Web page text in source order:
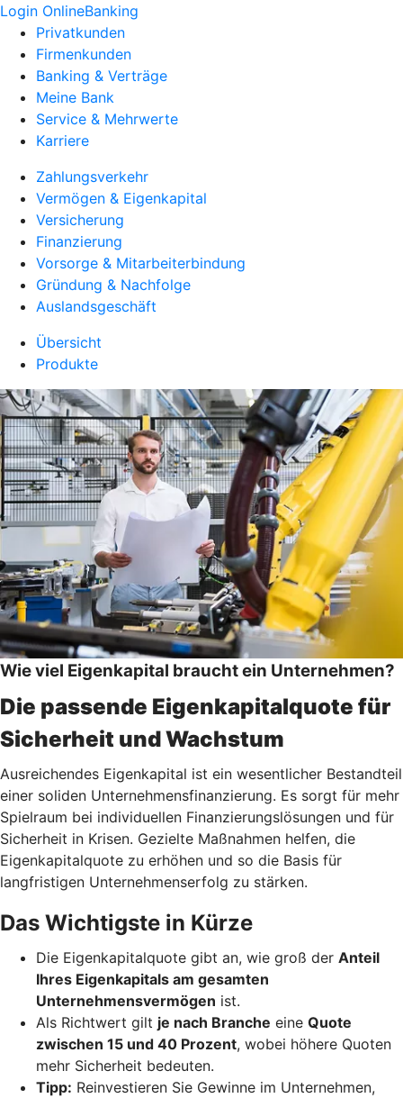
Login OnlineBanking
Privatkunden
Firmenkunden
Banking & Verträge
Meine Bank
Service & Mehrwerte
Karriere
Zahlungsverkehr
Vermögen & Eigenkapital
Versicherung
Finanzierung
Vorsorge & Mitarbeiterbindung
Gründung & Nachfolge
Auslandsgeschäft
Übersicht
Produkte
Wie viel Eigenkapital braucht ein Unternehmen?
Die passende Eigenkapitalquote für
Sicherheit und Wachstum
Ausreichendes Eigenkapital ist ein wesentlicher Bestandteil
einer soliden Unternehmensfinanzierung. Es sorgt für mehr
Spielraum bei individuellen Finanzierungslösungen und für
Sicherheit in Krisen. Gezielte Maßnahmen helfen, die
Eigenkapitalquote zu erhöhen und so die Basis für
langfristigen Unternehmenserfolg zu stärken.
Das Wichtigste in Kürze
Die Eigenkapitalquote gibt an, wie groß der Anteil
Ihres Eigenkapitals am gesamten
Unternehmensvermögen ist.
Als Richtwert gilt je nach Branche eine Quote
zwischen 15 und 40 Prozent, wobei höhere Quoten
mehr Sicherheit bedeuten.
Tipp: Reinvestieren Sie Gewinne im Unternehmen,